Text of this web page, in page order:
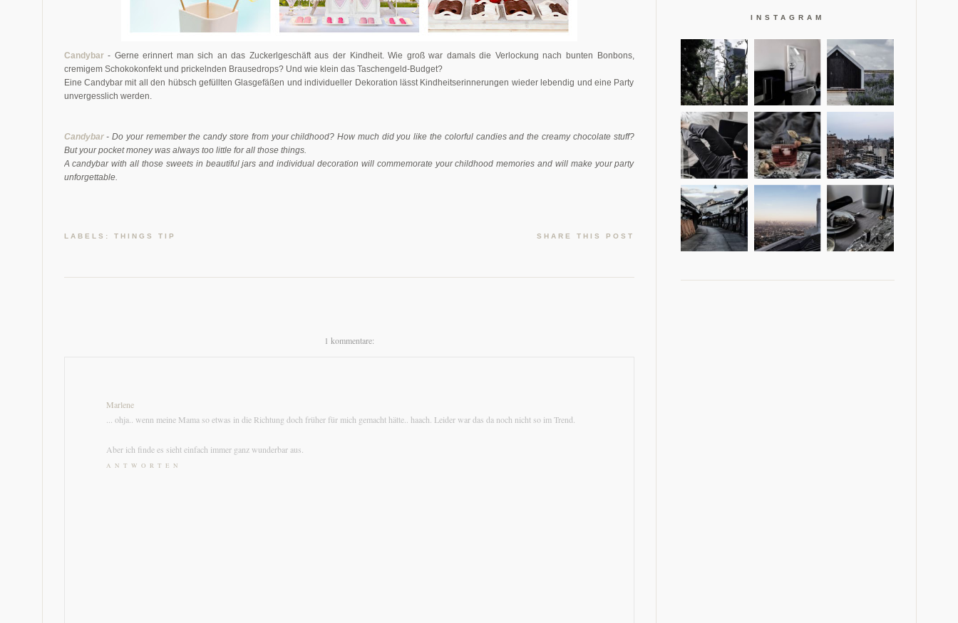
Candybar- Gerne erinnert man sich an das Zuckerlgeschäft aus der Kindheit. Wie groß war damals die Verlockung nach bunten Bonbons,
cremigem Schokokonfekt und prickelnden Brausedrops? Und wie klein das Taschengeld-Budget?
Eine Candybar mit all den hübsch gefüllten Glasgefäßen und individueller Dekoration lässt Kindheitserinnerungen wieder lebendig und eine Party
unvergesslich werden.
Candybar- Do your remember the candy store from your childhood? How much did you like the colorful candies and the creamy chocolate stuff?
But your pocket money was always too little for all those things.
A candybar with all those sweets in beautiful jars and individual decoration will commemorate your childhood memories and will make your party
unforgettable.
LABELS: THINGS TIP SHARE THIS POST
1 kommentare:
Marlene
... ohja.. wenn meine Mama so etwas in die Richtung doch früher für mich gemacht hätte.. haach. Leider war das da noch nicht so im Trend.
Aber ich finde es sieht einfach immer ganz wunderbar aus.
ANTWORTEN
INSTAGRAM